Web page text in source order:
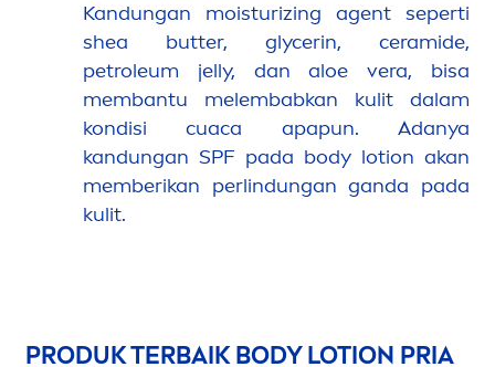
Kandungan moisturizing agent seperti
shea butter, glycerin, ceramide,
petroleum jelly, dan aloe vera, bisa
membantu melembabkan kulit dalam
kondisi cuaca apapun. Adanya
kandungan SPF pada body lotion akan
memberikan perlindungan ganda pada
kulit.
PRODUK TERBAIK BODY LOTION PRIA